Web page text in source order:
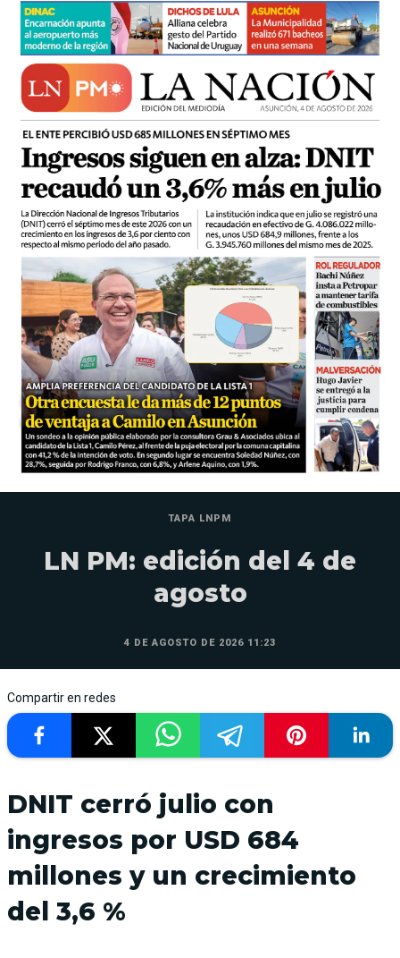
TAPA LNPM
LN PM: edición del 4 de
agosto
4 DE AGOSTO DE 2026 11:23
Compartir en redes
DNIT cerró julio con
ingresos por USD 684
millones y un crecimiento
del 3,6 %